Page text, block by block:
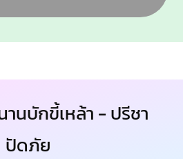
านบักขี้เหล้า - ปรีชา
ปัดภัย